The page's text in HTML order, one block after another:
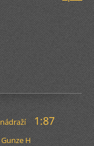
nádraží 1:87
Gunze H